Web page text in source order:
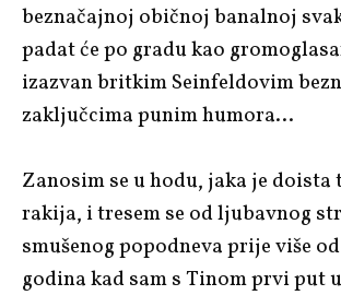
beznačajnoj običnoj banalnoj
padat će po gradu kao
izazvan britkim Seinfeldovim
zaključcima punim humora…
Zanosim se u hodu, jaka je doista
rakija, i tresem se od ljubavnog
smušenog popodneva prije više
godina kad sam s Tinom prvi put